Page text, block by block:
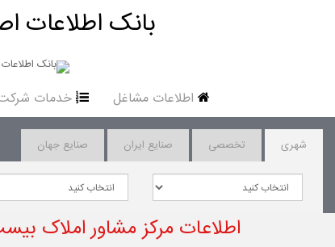
بانک اطلاعات
اطلاعات مشاغل خدمات
شهری تخصصی صنایع ایران صنایع جهان
اطلاعات مرکز مشاور املاک